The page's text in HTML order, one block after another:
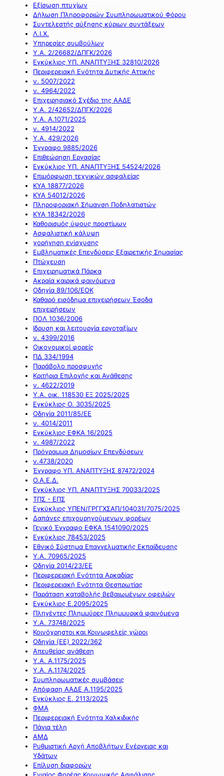
Εξίσωση πτυχίων
Δήλωση Πληροφοριών Συμπληρωματικού Φόρου
Συντελεστής αύξησης κύριων συντάξεων
Λ.Ι.Χ.
Υπηρεσίες συμβούλων
Υ.Α. 2/26682/ΔΠΓΚ/2026
Εγκύκλιος ΥΠ. ΑΝΑΠΤΥΞΗΣ 32810/2026
Περιφερειακή Ενότητα Δυτικής Αττικής
ν. 5007/2022
ν. 4964/2022
Επιχειρησιακό Σχέδιο της ΑΑΔΕ
Υ.Α. 2/42652/ΔΠΓΚ/2026
Υ.Α. Α.1071/2025
ν. 4914/2022
Υ.Α. 429/2026
Έγγραφο 9885/2026
Επιθεώρηση Εργασίας
Εγκύκλιος ΥΠ. ΑΝΑΠΤΥΞΗΣ 54524/2026
Επιμόρφωση τεχνικών ασφαλείας
ΚΥΑ 18877/2026
ΚΥΑ 54012/2026
Πληροφοριακή Σήμανση Ποδηλατιστών
ΚΥΑ 18342/2026
Καθορισμός ύψους προστίμων
Ασφαλιστική κάλυψη
χορήγηση ενίσχυσης
Εμβληματικές Επενδύσεις Εξαιρετικής Σημασίας
Πτώχευση
Επιχειρηματικά Πάρκα
Ακραία καιρικά φαινόμενα
Οδηγία 89/106/ΕΟΚ
Καθαρό εισόδημα επιχειρήσεων Έσοδα
επιχειρήσεων
ΠΟΛ 1036/2006
Ιδρυση και λειτουργία εργοταξίων
ν. 4399/2016
Οικονομικοί φορείς
ΠΔ 334/1994
Παράβολο προσφυγής
Κριτήρια Επιλογής και Ανάθεσης
ν. 4622/2019
Υ.Α. οικ. 118530 ΕΞ 2025/2025
Εγκύκλιος Ο. 3035/2025
Οδηγία 2011/85/ΕΕ
ν. 4014/2011
Εγκύκλιος ΕΦΚΑ 16/2025
ν. 4987/2022
Πρόγραμμα Δημοσίων Επενδύσεων
ν.4738/2020
Έγγραφο ΥΠ. ΑΝΑΠΤΥΞΗΣ 87472/2024
Ο.Α.Ε.Δ.
Εγκύκλιος ΥΠ. ΑΝΑΠΤΥΞΗΣ 70033/2025
ΤΠΣ - ΕΠΣ
Εγκύκλιος ΥΠΕΝ/ΓΡΓΓΧΣΑΠ/104031/7075/2025
Δαπάνες επιχουρηγούμενων φορέων
Γενικό Έγγραφο ΕΦΚΑ 1541090/2025
Εγκύκλιος 78453/2025
Εθνικό Σύστημα Επαγγελματικής Εκπαίδευσης
Υ.Α. 70965/2025
Οδηγία 2014/23/ΕΕ
Περιφερειακή Ενότητα Αρκαδίας
Περιφερειακή Ενότητα Θεσπρωτίας
Παράταση καταβολής βεβαιωμένων οφειλών
Εγκύκλιος Ε.2095/2025
Πληγέντες Πλημμύρες Πλημμυρικά φαινόμενα
Υ.Α. 73748/2025
Κοινόχρηστοι και Κοινωφελείς χώροι
Οδηγία (ΕΕ) 2022/362
Απευθείας ανάθεση
Υ.Α. Α.1175/2025
Υ.Α. Α.1174/2025
Συμπληρωματικές συμβάσεις
Απόφαση ΑΑΔΕ Α.1195/2025
Εγκύκλιος Ε. 2113/2025
ΦΜΑ
Περιφερειακή Ενότητα Χαλκιδικής
Πάγια τέλη
ΑΜΔ
Ρυθμιστική Αρχή Αποβλήτων Ενέργειας και
Υδάτων
Επίλυση διαφορών